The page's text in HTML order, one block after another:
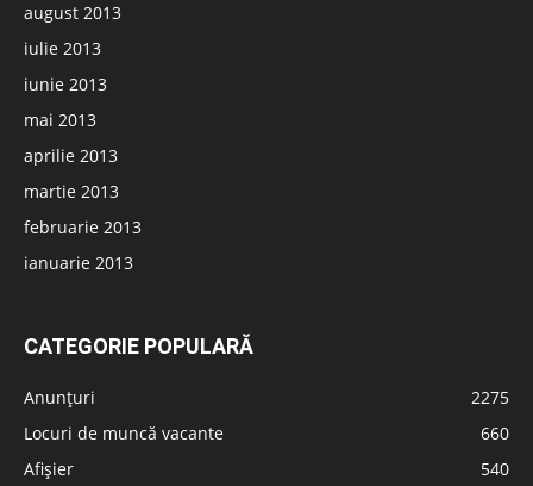
august 2013
iulie 2013
iunie 2013
mai 2013
aprilie 2013
martie 2013
februarie 2013
ianuarie 2013
CATEGORIE POPULARĂ
Anunțuri
2275
Locuri de muncă vacante
660
Afișier
540